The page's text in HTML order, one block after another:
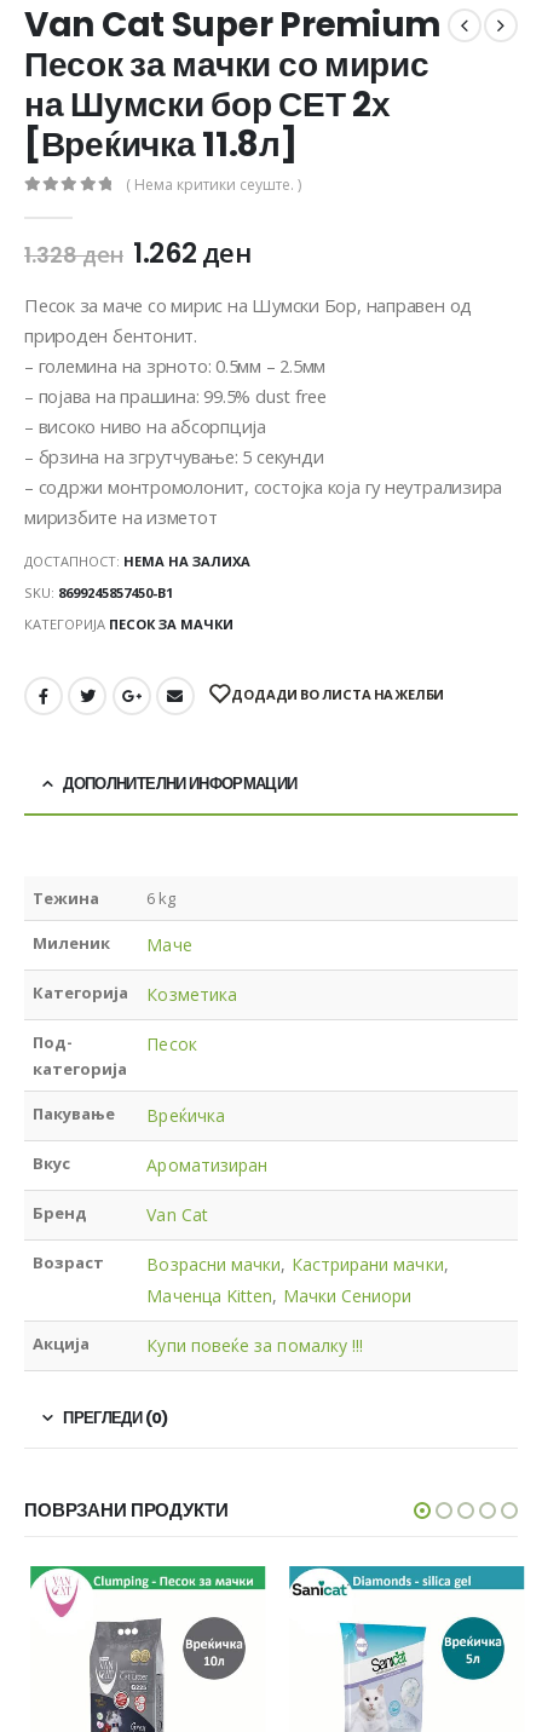
Van Cat Super Premium
Песок за мачки со мирис
на Шумски бор СЕТ 2х
[Вреќичка 11.8л]
( Нема критики сеуште. )
1.328ден 1.262ден
Песок за маче со мирис на Шумски Бор, направен од
природен бентонит.
– големина на зрното: 0.5мм – 2.5мм
– појава на прашина: 99.5% dust free
– високо ниво на абсорпција
– брзина на згрутчување: 5 секунди
– содржи монтромолонит, состојка која гу неутрализира
миризбите на изметот
ДОСТАПНОСТ: НЕМА НА ЗАЛИХА
SKU: 8699245857450-B1
КАТЕГОРИЈА ПЕСОК ЗА МАЧКИ
ДОДАДИ ВО ЛИСТА НА ЖЕЛБИ
ДОПОЛНИТЕЛНИ ИНФОРМАЦИИ
Тежина 6 kg
Миленик Маче
Категорија Козметика
Под-
категорија
Песок
Пакување Вреќичка
Вкус Ароматизиран
Бренд Van Cat
Возраст Возрасни мачки, Кастрирани мачки,
Маченца Kitten, Мачки Сениори
Акција Купи повеќе за помалку !!!
ПРЕГЛЕДИ (0)
ПОВРЗАНИ ПРОДУКТИ